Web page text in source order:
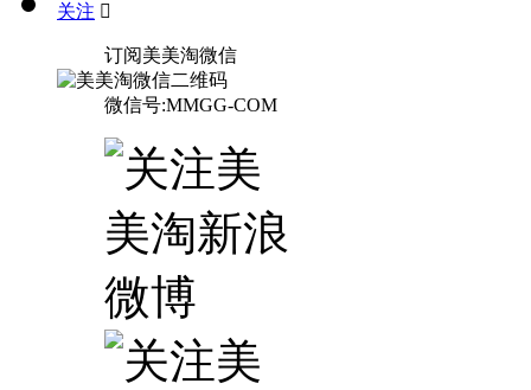
关注 
订阅美美淘微信
微信号:MMGG-COM